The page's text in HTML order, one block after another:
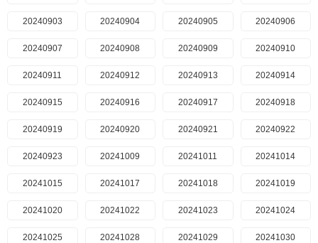
20240903 20240904 20240905 20240906
20240907 20240908 20240909 20240910
20240911 20240912 20240913 20240914
20240915 20240916 20240917 20240918
20240919 20240920 20240921 20240922
20240923 20241009 20241011 20241014
20241015 20241017 20241018 20241019
20241020 20241022 20241023 20241024
20241025 20241028 20241029 20241030